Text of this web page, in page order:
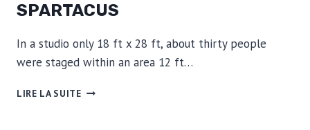
SPARTACUS
In a studio only 18 ft x 28 ft, about thirty people
were staged within an area 12 ft…
LIRE LA SUITESPARTACUS